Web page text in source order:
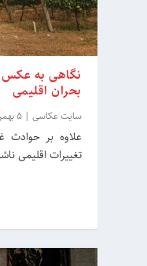
بحران اقلیمی
سایت عکاسی |5 بهمن 1398
علاوه بر حوادث
تغییرات اقلیمی